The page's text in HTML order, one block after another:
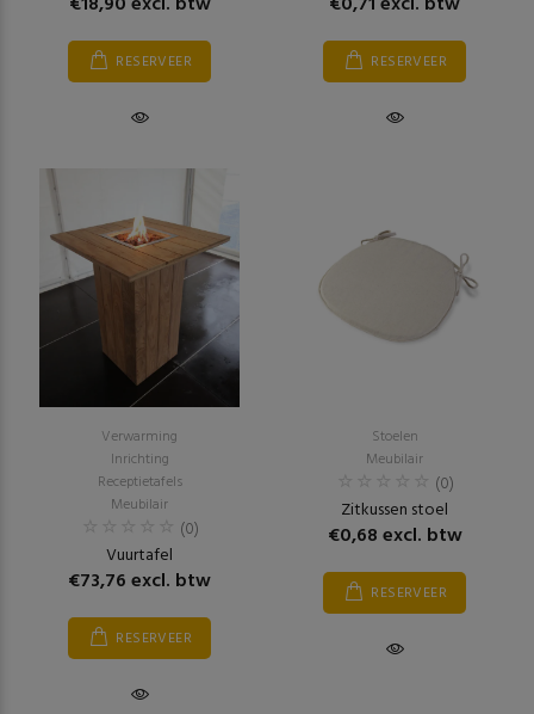
RESERVEER RESERVEER
Verwarming
Inrichting
Receptietafels
Meubilair
(0)
Vuurtafel
€73,76 excl. btw
RESERVEER
Stoelen
Meubilair
(0)
Zitkussen stoel
€0,68 excl. btw
RESERVEER